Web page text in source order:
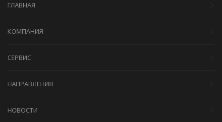
ГЛАВНАЯ
КОМПАНИЯ
СЕРВИС
НАПРАВЛЕНИЯ
НОВОСТИ